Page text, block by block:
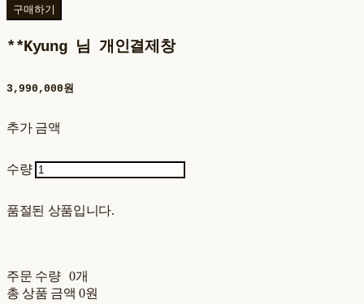
구매하기
**Kyung 님 개인결제창
3,990,000원
추가 금액
수량
품절된 상품입니다.
주문 수량
0개
총 상품 금액 0원